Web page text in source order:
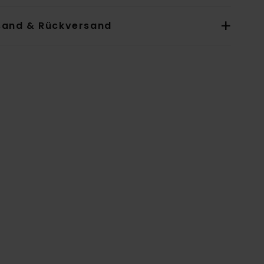
& Rückversand